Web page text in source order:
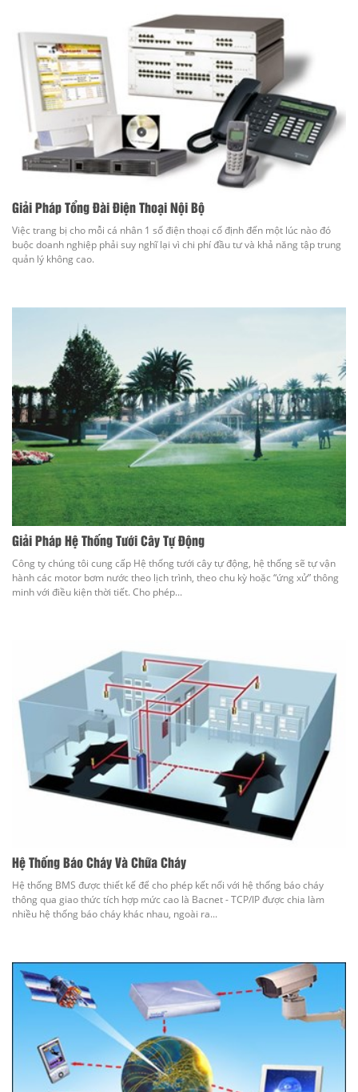
Giải Pháp Tổng Đài Điện Thoại Nội Bộ
Việc trang bị cho mỗi cá nhân 1 số điện thoại cố định đến một lúc nào đó
buộc doanh nghiệp phải suy nghĩ lại vì chi phí đầu tư và khả năng tập trung
quản lý không cao.
Giải Pháp Hệ Thống Tưới Cây Tự Động
Công ty chúng tôi cung cấp Hệ thống tưới cây tự động, hệ thống sẽ tự vận
hành các motor bơm nước theo lịch trình, theo chu kỳ hoặc “ứng xử” thông
minh với điều kiện thời tiết. Cho phép...
Hệ Thống Báo Cháy Và Chữa Cháy
Hệ thống BMS được thiết kế để cho phép kết nối với hệ thống báo cháy
thông qua giao thức tích hợp mức cao là Bacnet - TCP/IP được chia làm
nhiều hệ thống báo cháy khác nhau, ngoài ra...